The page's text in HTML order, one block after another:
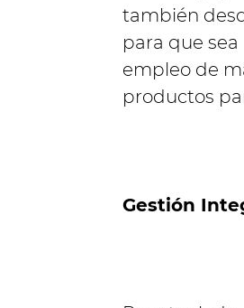
también
para que
empleo de
productos
Gestión